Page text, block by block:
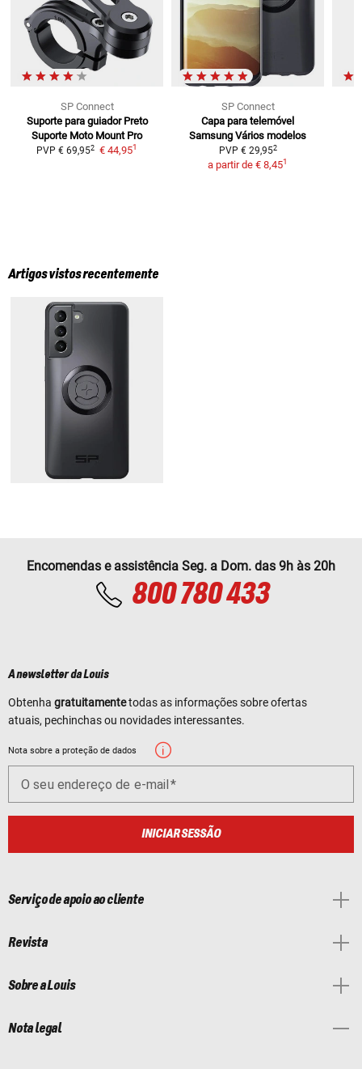
SP Connect
Suporte para guiador Preto
Suporte Moto Mount Pro
PVP € 69,952 € 44,951
SP Connect
Capa para telemóvel
Samsung Vários modelos
PVP € 29,952
a partir de € 8,451
Artigos vistos recentemente
Encomendas e assistência Seg. a Dom. das 9h às 20h
800 780 433
A newsletter da Louis
Obtenha gratuitamentetodas as informações sobre ofertas
atuais, pechinchas ou novidades interessantes.
Nota sobre a proteção de dados
O seu endereço de e-mail
INICIAR SESSÃO
Serviço de apoio ao cliente
Revista
Sobre a Louis
Nota legal